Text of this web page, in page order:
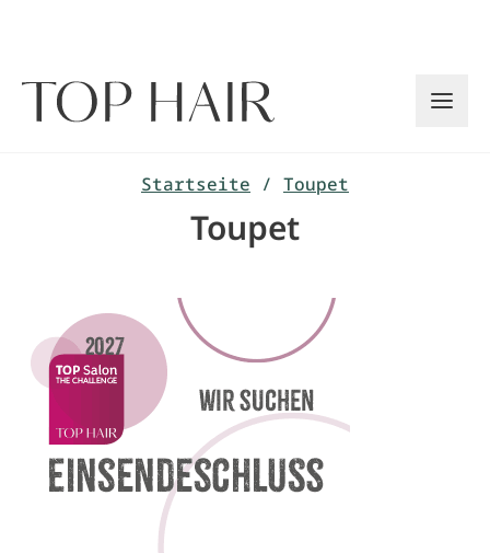
Startseite / Toupet
Toupet